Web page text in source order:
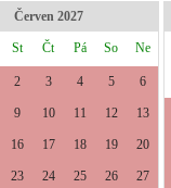
Červen 2027
St Čt Pá So Ne
2 3 4 5 6
9 10 11 12 13
16 17 18 19 20
23 24 25 26 27